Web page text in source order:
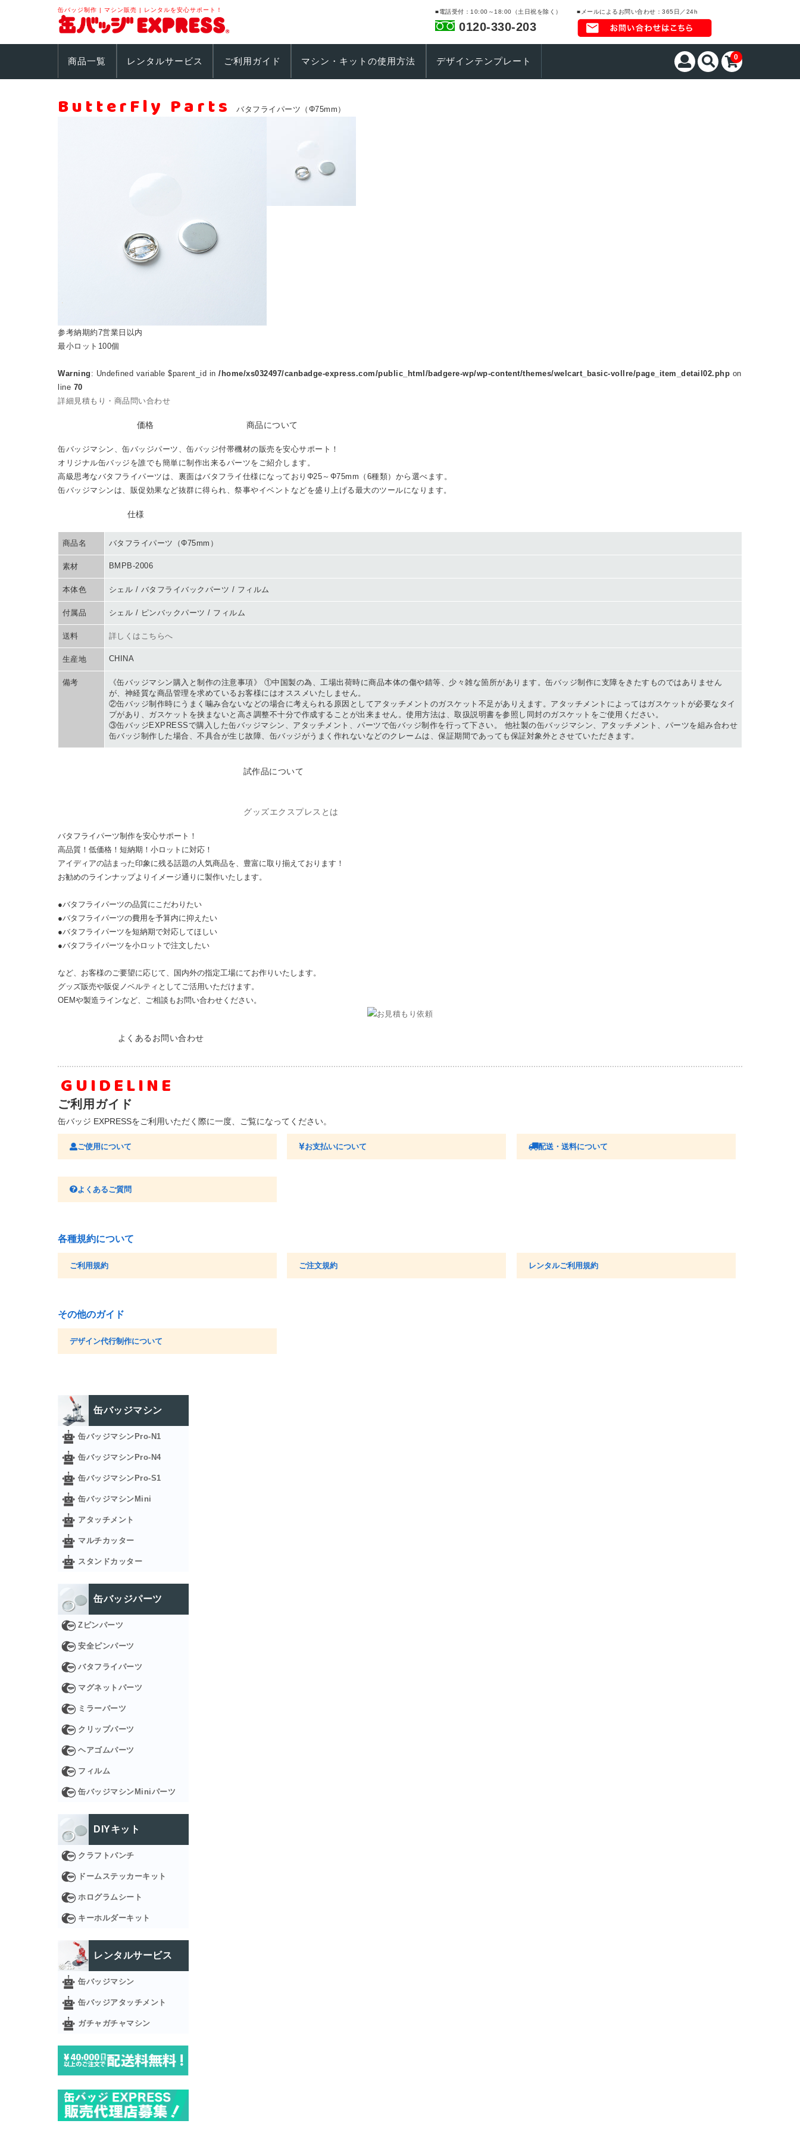
缶バッジ制作 | マシン販売 | レンタルを安心サポート！ ■メールによるお問い合わせ：365日／24h
■電話受付：10:00～18:00（土日祝を除く）
0120-330-203
0
商品一覧 レンタルサービス ご利用ガイド マシン・キットの使用方法 デザインテンプレート
ButterFly Parts バタフライパーツ（Φ75mm）
参考納期約7営業日以内
最小ロット 100個
Warning : Undefined variable $parent_id in /home/xs032497/canbadge-express.com/public_html/badgere-wp/wp-content/themes/welcart_basic-vollre/page_item_detail02.php on
line 70
詳細見積もり・商品問い合わせ
価格 商品について
缶バッジマシン、缶バッジパーツ、缶バッジ付帯機材の販売を安心サポート！
オリジナル缶バッジを誰でも簡単に制作出来るパーツをご紹介します。
高級思考なバタフライパーツは、裏面はバタフライ仕様になっておりΦ25～Φ75mm（6種類）から選べます。
缶バッジマシンは、販促効果など抜群に得られ、祭事やイベントなどを盛り上げる最大のツールになります。
仕様
商品名 バタフライパーツ（Φ75mm）
素材 BMPB-2006
本体色 シェル / バタフライバックパーツ / フィルム
付属品 シェル / ピンバックパーツ / フィルム
送料 詳しくはこちらへ
生産地 CHINA
備考
《缶バッジマシン購入と制作の注意事項》 ①中国製の為、工場出荷時に商品本体の傷や錆等、少々雑な箇所があります。缶バッジ制作に支障をきたすものではありません
が、神経質な商品管理を求めているお客様にはオススメいたしません。
②缶バッジ制作時にうまく噛み合ないなどの場合に考えられる原因としてアタッチメントのガスケット不足がありえます。アタッチメントによってはガスケットが必要なタイ
プがあり、ガスケットを挟まないと高さ調整不十分で作成することが出来ません。使用方法は、取扱説明書を参照し同封のガスケットをご使用ください。
③缶バッジEXPRESSで購入した缶バッジマシン、アタッチメント、パーツで缶バッジ制作を行って下さい。 他社製の缶バッジマシン、アタッチメント、パーツを組み合わせ
缶バッジ制作した場合、不具合が生じ故障、缶バッジがうまく作れないなどのクレームは、保証期間であっても保証対象外とさせていただきます。
試作品について
グッズエクスプレスとは
バタフライパーツ制作を安心サポート！
高品質！低価格！短納期！ 小ロットに対応！
アイディアの詰まった印象に残る話題の人気商品を、豊富に取り揃えております！
お勧めのラインナップよりイメージ通りに製作いたします。
●バタフライパーツの品質にこだわりたい
●バタフライパーツの費用を予算内に抑えたい
●バタフライパーツを短納期で対応してほしい
●バタフライパーツを小ロットで注文したい
など、お客様のご要望に応じて、国内外の指定工場にてお作りいたします。
グッズ販売や販促ノベルティとしてご活用いただけます。
OEMや製造ラインなど、ご相談もお問い合わせください。
よくあるお問い合わせ
GUIDELINE
ご利用ガイド
缶バッジ EXPRESSをご利用いただく際に一度、ご覧になってください。
ご使用について お支払いについて 配送・送料について
よくあるご質問
各種規約について
ご利用規約 ご注文規約 レンタルご利用規約
その他のガイド
デザイン代行制作について
缶バッジマシン
缶バッジマシンPro-N1
缶バッジマシンPro-N4
缶バッジマシンPro-S1
缶バッジマシンMini
アタッチメント
マルチカッター
スタンドカッター
缶バッジパーツ
Zピンパーツ
安全ピンパーツ
バタフライパーツ
マグネットパーツ
ミラーパーツ
クリップパーツ
ヘアゴムパーツ
フィルム
缶バッジマシンMiniパーツ
DIYキット
クラフトパンチ
ドームステッカーキット
ホログラムシート
キーホルダーキット
レンタルサービス
缶バッジマシン
缶バッジアタッチメント
ガチャガチャマシン